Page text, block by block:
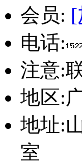
会员: [
电话:
注意:
地区:
地址:
室